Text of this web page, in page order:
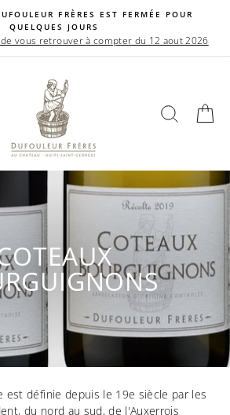
FRÈRES EST FERMÉE POUR
QUELQUES JOURS
vous retrouver à compter du 12 aout 2026
est définie depuis le 19e siècle par les
du nord au sud, de l'Auxerrois